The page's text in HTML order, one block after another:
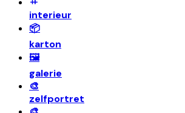
interieur
📦
karton
🖼️
galerie
🎨
zelfportret